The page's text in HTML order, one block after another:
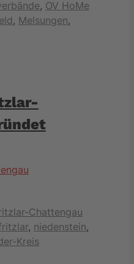
, OV HoMe
, Melsungen,
Chattengau
, niedenstein,
Kreis